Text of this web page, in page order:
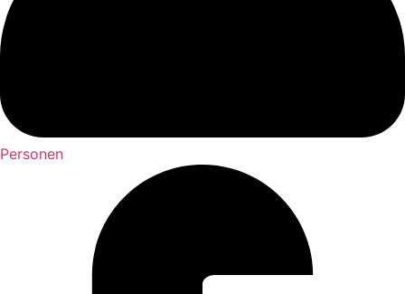
Personen